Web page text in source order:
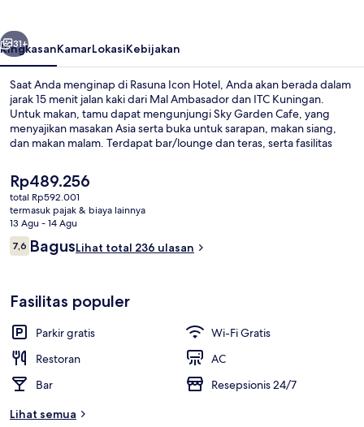
Berikutnya
31+
RingkasanKamarLokasiKebijakan
Saat Anda menginap di Rasuna Icon Hotel, Anda akan berada dalam
jarak 15 menit jalan kaki dari Mal Ambasador dan ITC Kuningan.
Untuk makan, tamu dapat mengunjungi Sky Garden Cafe, yang
menyajikan masakan Asia serta buka untuk sarapan, makan siang,
dan makan malam. Terdapat bar/lounge dan teras, serta fasilitas
Harga
saat
ini
Rp489.256
Rp489.256
total Rp592.001
termasuk pajak & biaya lainnya
13 Agu - 14 Agu
Ulasan
7,67,6 dari 10
BagusLihat total 236 ulasan
Fasilitas populer
Parkir gratis
Wi-Fi Gratis
Restoran
AC
Bar
Resepsionis 24/7
Lihat semua